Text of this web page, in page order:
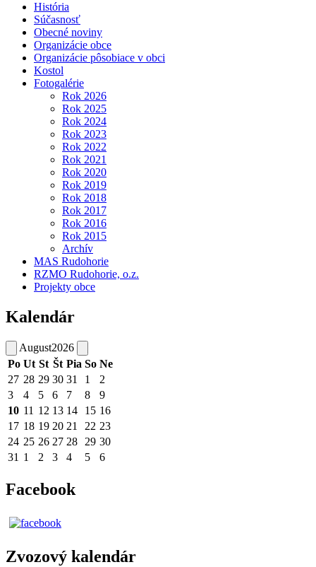
História
Súčasnosť
Obecné noviny
Organizácie obce
Organizácie pôsobiace v obci
Kostol
Fotogalérie
Rok 2026
Rok 2025
Rok 2024
Rok 2023
Rok 2022
Rok 2021
Rok 2020
Rok 2019
Rok 2018
Rok 2017
Rok 2016
Rok 2015
Archív
MAS Rudohorie
RZMO Rudohorie, o.z.
Projekty obce
Kalendár
August2026
Po Ut St Št Pia So Ne
27 28 29 30 31 1
2
3
4 5 6 7 8
9
10 11 12 13 14 15 16
17 18 19 20 21 22 23
24 25 26 27 28 29 30
31 1 2 3 4 5 6
Facebook
Zvozový kalendár